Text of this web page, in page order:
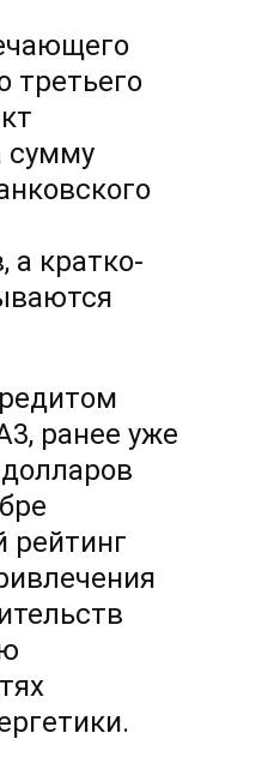
третьего
сумму
кратко-
ранее уже
рейтинг